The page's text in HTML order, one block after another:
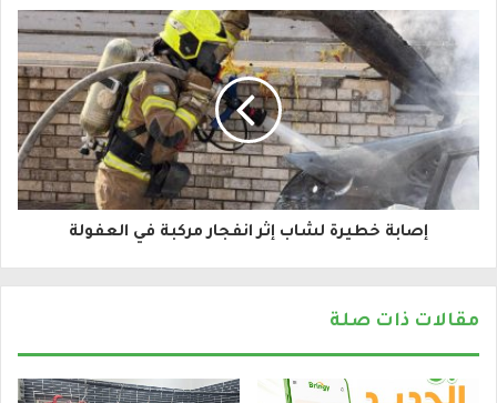
ك
ر
ي
إصابة خطيرة لشاب إثر انفجار مركبة في العفولة
مقالات ذات صلة